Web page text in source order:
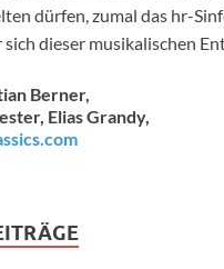
dürfen, zumal das hr-
sich dieser musikalischen
Berner,
Elias Grandy,